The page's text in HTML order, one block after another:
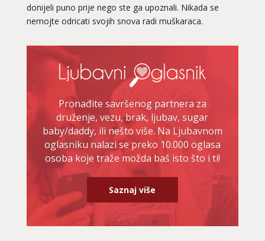
donijeli puno prije nego ste ga upoznali. Nikada se
nemojte odricati svojih snova radi muškaraca.
Pronađite savršenog partnera za
druženje, vezu, brak, ljubav, sugar
baby/daddy, ili nešto više. Na Ljubavnom
oglasniku nalazi se preko 10.000 oglasa
osoba koje traže možda baš isto što i ti!
Saznaj više